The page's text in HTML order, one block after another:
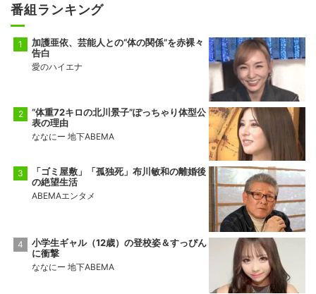
番組ランキング
加護亜依、芸能人との“体の関係”を赤裸々
告白
愛のハイエナ
“体重72キロの北川景子”ぽっちゃり体型公
表の理由
ななにー 地下ABEMA
「ゴミ屋敷」「孤独死」布川敏和の離婚後
の絶望生活
ABEMAエンタメ
小学生ギャル（12歳）の登校姿＆すっぴん
に衝撃
ななにー 地下ABEMA